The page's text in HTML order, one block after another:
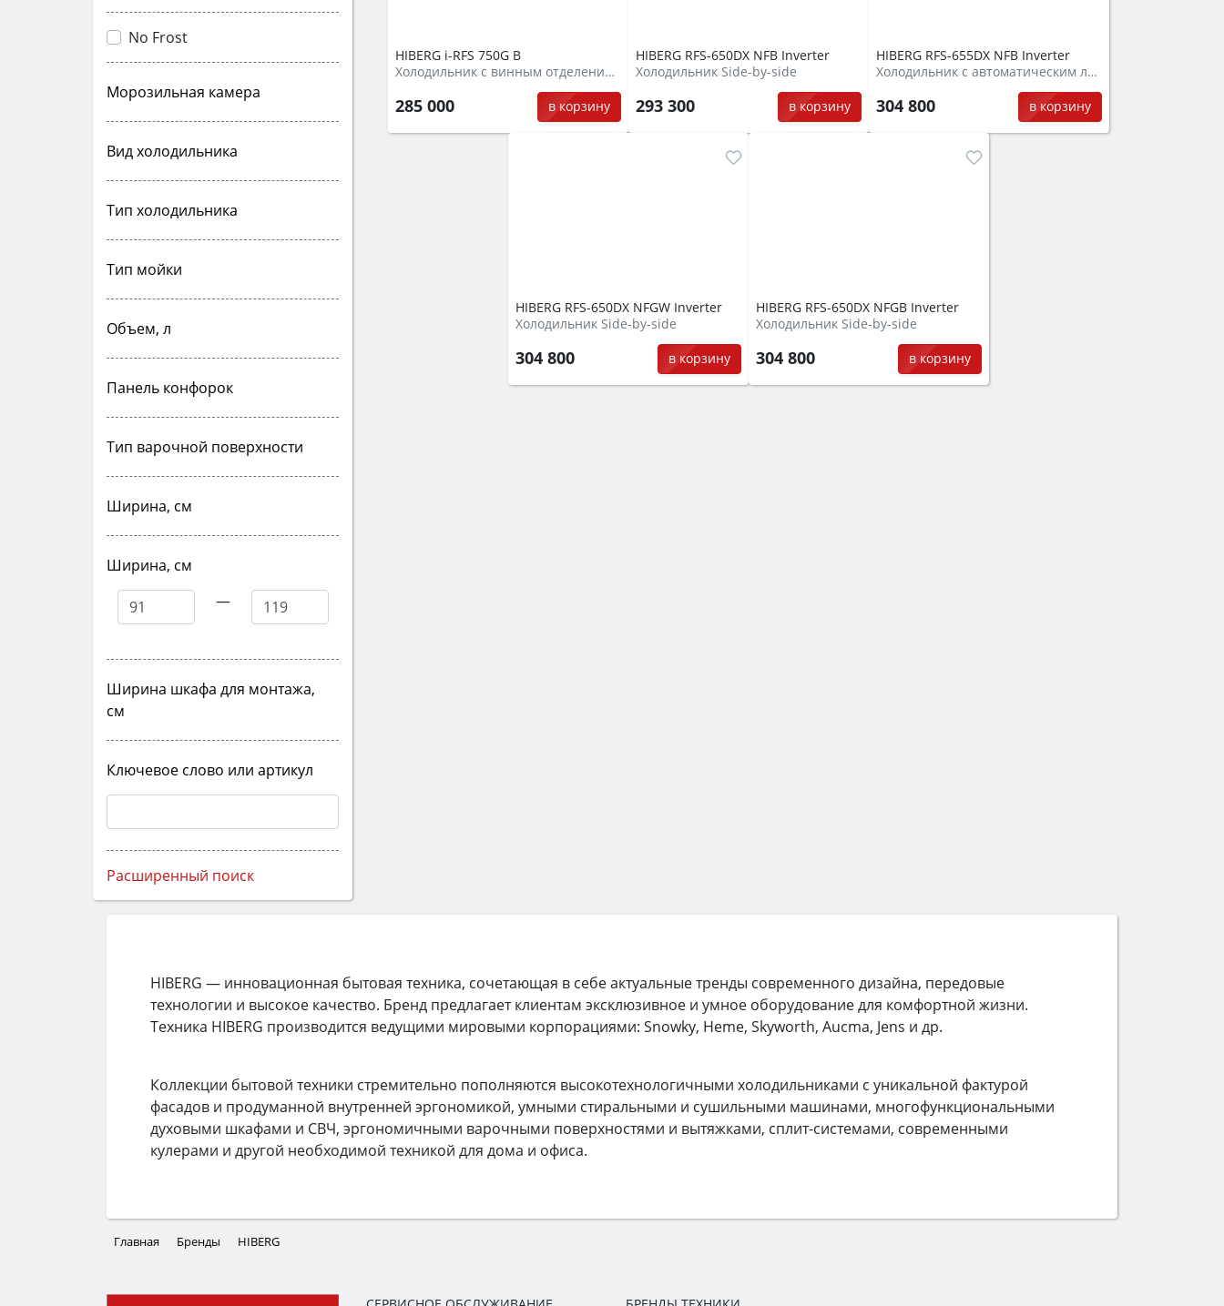
HIBERG i-RFS 750G B
Холодильник с винным отделением
285 000 в корзину
HIBERG RFS-650DX NFB Inverter
Холодильник Side-by-side
293 300 в корзину
HIBERG RFS-655DX NFB Inverter
Холодильник с автоматическим ледогенератором
304 800 в корзину
HIBERG RFS-650DX NFGW Inverter
Холодильник Side-by-side
304 800 в корзину
HIBERG RFS-650DX NFGB Inverter
Холодильник Side-by-side
304 800 в корзину
No Frost
Морозильная камера
Вид холодильника
Тип холодильника
Тип мойки
Объем, л
Панель конфорок
Тип варочной поверхности
Ширина, см
Ширина, см
—
Ширина шкафа для монтажа,
см
Ключевое слово или артикул
Расширенный поиск
HIBERG — инновационная бытовая техника, сочетающая в себе актуальные тренды современного дизайна, передовые
технологии и высокое качество. Бренд предлагает клиентам эксклюзивное и умное оборудование для комфортной жизни.
Техника HIBERG производится ведущими мировыми корпорациями: Snowky, Heme, Skyworth, Aucma, Jens и др.
Коллекции бытовой техники стремительно пополняются высокотехнологичными холодильниками с уникальной фактурой
фасадов и продуманной внутренней эргономикой, умными стиральными и сушильными машинами, многофункциональными
духовыми шкафами и СВЧ, эргономичными варочными поверхностями и вытяжками, сплит-системами, современными
кулерами и другой необходимой техникой для дома и офиса.
Главная Бренды HIBERG